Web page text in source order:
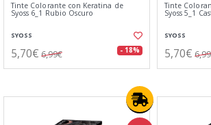
Tinte Colorante con Keratina de
Syoss 6_1 Rubio Oscuro
SYOSS
5,70€ 6,99€ - 18%
Tinte
Syoss 5_1
SYOSS
5,70€